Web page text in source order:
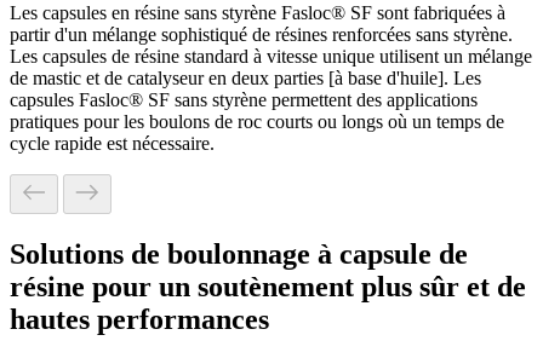
Les capsules en résine sans styrène Fasloc® SF sont fabriquées à
partir d'un mélange sophistiqué de résines renforcées sans styrène.
Les capsules de résine standard à vitesse unique utilisent un mélange
de mastic et de catalyseur en deux parties [à base d'huile]. Les
capsules Fasloc® SF sans styrène permettent des applications
pratiques pour les boulons de roc courts ou longs où un temps de
cycle rapide est nécessaire.
Solutions de boulonnage à capsule de
résine pour un soutènement plus sûr et de
hautes performances